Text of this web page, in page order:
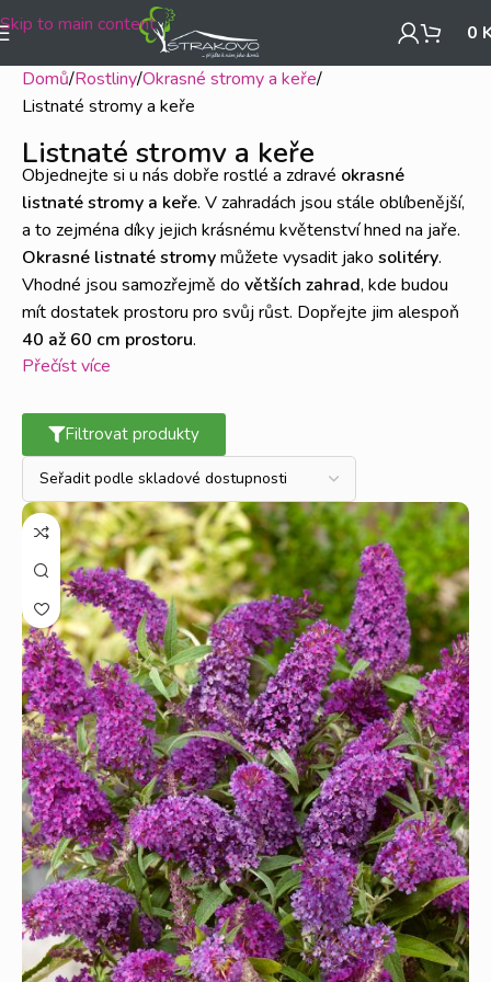
Skip to main content 0
Domů Rostliny Okrasné stromy a keře
Listnaté stromy a keře
Listnaté stromy a keře
Objednejte si u nás dobře rostlé a zdravé okrasné
listnaté stromy a keře. V zahradách jsou stále oblíbenější,
a to zejména díky jejich krásnému květenství hned na jaře.
Okrasné listnaté stromymůžete vysadit jako solitéry.
Vhodné jsou samozřejmě do větších zahrad, kde budou
mít dostatek prostoru pro svůj růst. Dopřejte jim alespoň
40 až 60 cm prostoru.
Okrasné keře listnatése hodí do každé zahrady.
Vybarvěte si zahradu s kombinacemi listnatých keřů a
užívejte siperfektní vzhled zahrady. Pro správný růst
nezapomínejte pravidelněpřihnojovat, ať jsou co
nejkrásnější.
Pokud hledátenenáročnéadekorativní druhy,
doporučujeme napříkladKolkwitzia amabilis 20–30 K15,
dále takéKolkwitzia amabilis Pink Cloud, která zaujme
jemně růžovým květem, nebo kompaktnější odrůdu
Kolkwitzia amabilis Maradco 20–30 K2,5.
Jaké okrasné listnaté stromy zvolit?
Velmi záleží na tom, jakvzrostlé listnaté stromydo
zahrady hledáte. Oblíbené jsourododendrony, díky
nízkému vzrůstuod přibližně 70 cm do 100 cm. Nezabírají
příliš místa, jsou protovhodné i do menších zahrad. Větší
už jsou napříkladhortenzie, které dorůstají až 150 cm.
Můžete je alezastřihávat.
Přečíst více
Filtrovat produkty